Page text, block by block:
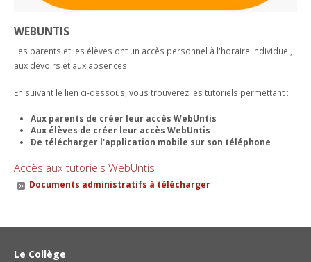
WEBUNTIS
Les parents et les élèves ont un accès personnel à l'horaire individuel,
aux devoirs et aux absences.
En suivant le lien ci-dessous, vous trouverez les tutoriels permettant :
Aux parents de créer leur accès WebUntis
Aux élèves de créer leur accès WebUntis
De télécharger l'application mobile sur son téléphone
Accès aux tutoriels WebUntis
Documents administratifs à télécharger
Le Collège